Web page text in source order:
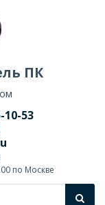
ПК
10-53
по Москве